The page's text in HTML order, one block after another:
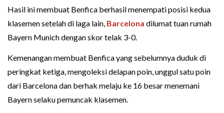
Hasil ini membuat Benfica berhasil menempati posisi kedua
klasemen setelah di laga lain, Barcelona dilumat tuan rumah
Bayern Munich dengan skor telak 3-0.
Kemenangan membuat Benfica yang sebelumnya duduk di
peringkat ketiga, mengoleksi delapan poin, unggul satu poin
dari Barcelona dan berhak melaju ke 16 besar menemani
Bayern selaku pemuncak klasemen.